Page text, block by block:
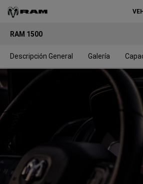
RAM 1500
Descripción General Galería